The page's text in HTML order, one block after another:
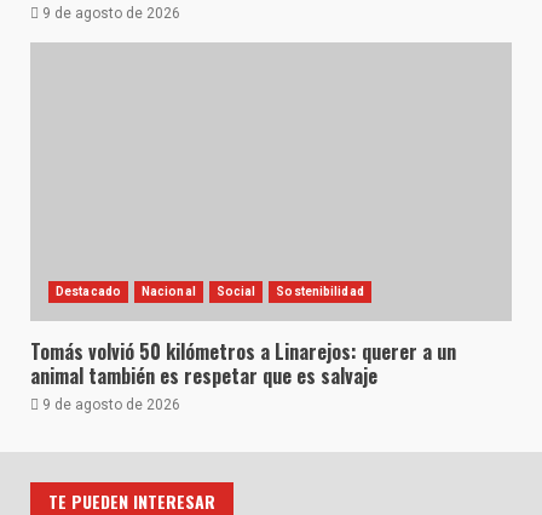
9 de agosto de 2026
Destacado Nacional Social Sostenibilidad
Tomás volvió 50 kilómetros a Linarejos: querer a un
animal también es respetar que es salvaje
9 de agosto de 2026
TE PUEDEN INTERESAR